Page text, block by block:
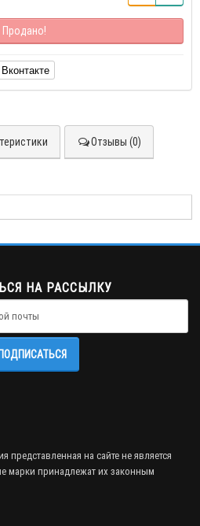
Продано!
Вконтакте
Отзывы (0)
НА РАССЫЛКУ
на сайте не является
марки принадлежат их законным